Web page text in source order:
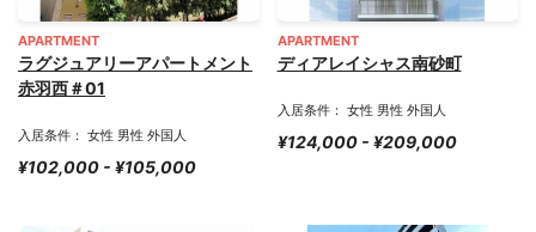
APARTMENT
ラグジュアリーアパートメント
赤羽西＃01
入居条件： 女性 男性 外国人
¥102,000 - ¥105,000
APARTMENT
ディアレイシャス南砂町
入居条件： 女性 男性 外国人
¥124,000 - ¥209,000